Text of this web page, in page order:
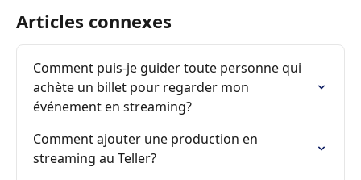
Articles connexes
Comment puis-je guider toute personne qui
achète un billet pour regarder mon
événement en streaming?
Comment ajouter une production en
streaming au Teller?